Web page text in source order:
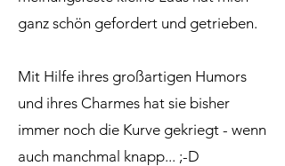
ganz schön gefordert und getrieben.
Mit Hilfe ihres großartigen Humors
und ihres Charmes hat sie bisher
immer noch die Kurve gekriegt - wenn
auch manchmal knapp... ;-D